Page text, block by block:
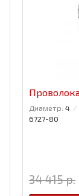
Диаметр: 4
6727-80
34 415 р.